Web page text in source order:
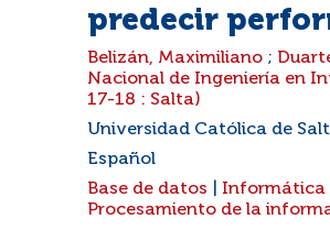
predecir
Belizán, Maximiliano ;
Nacional de Ingeniería en
17-18 : Salta)
Universidad Católica de
Español
Base de datos Informática
Procesamiento de la